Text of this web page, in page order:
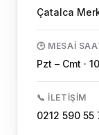
Çatalca
🕒 MESAI
Pzt – Cmt ·
📞 İLETIŞIM
0212 590 55